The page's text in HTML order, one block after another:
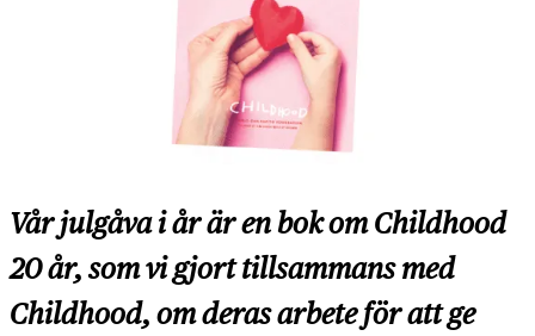
Vår julgåva i år är en bok omChildhood
20 år, som vi gjort tillsammans med
Childhood, om deras arbete för att ge